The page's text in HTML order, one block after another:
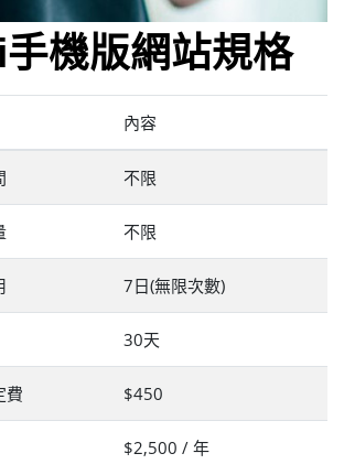
機版網站規格
內容
不限
不限
7日(無限次數)
30天
費 $450
$2,500 / 年